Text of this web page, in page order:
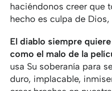
haciéndonos creer que
hecho es culpa de
El diablo siempre
como el malo de la
usa Su soberanía para
duro, implacable,